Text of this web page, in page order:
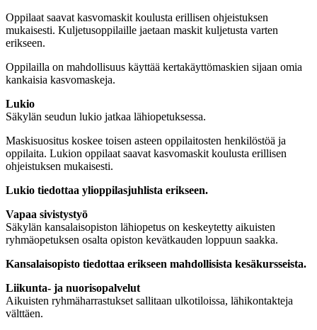
Oppilaat saavat kasvomaskit koulusta erillisen ohjeistuksen
mukaisesti. Kuljetusoppilaille jaetaan maskit kuljetusta varten
erikseen.
Oppilailla on mahdollisuus käyttää kertakäyttömaskien sijaan omia
kankaisia kasvomaskeja.
Lukio
Säkylän seudun lukio jatkaa lähiopetuksessa.
Maskisuositus koskee toisen asteen oppilaitosten henkilöstöä ja
oppilaita. Lukion oppilaat saavat kasvomaskit koulusta erillisen
ohjeistuksen mukaisesti.
Lukio tiedottaa ylioppilasjuhlista erikseen.
Vapaa sivistystyö
Säkylän kansalaisopiston lähiopetus on keskeytetty aikuisten
ryhmäopetuksen osalta opiston kevätkauden loppuun saakka.
Kansalaisopisto tiedottaa erikseen mahdollisista kesäkursseista.
Liikunta- ja nuorisopalvelut
Aikuisten ryhmäharrastukset sallitaan ulkotiloissa, lähikontakteja
välttäen.